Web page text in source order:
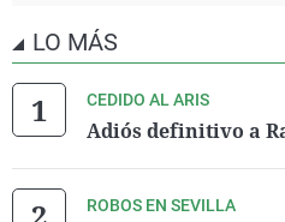
LO MÁS
CEDIDO AL ARIS
Adiós definitivo a
ROBOS EN SEVILLA